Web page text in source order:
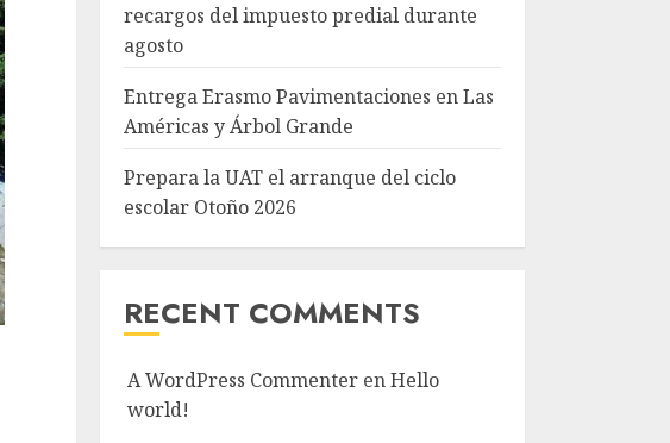
recargos del impuesto predial durante
agosto
Entrega Erasmo Pavimentaciones en Las
Américas y Árbol Grande
Prepara la UAT el arranque del ciclo
escolar Otoño 2026
RECENT COMMENTS
A WordPress Commenter enHello
world!